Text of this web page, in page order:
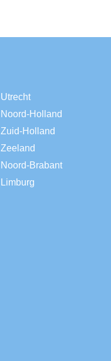
Utrecht
Noord-Holland
Zuid-Holland
Zeeland
Noord-Brabant
Limburg